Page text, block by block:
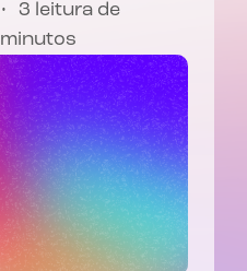
3 leitura de
minutos